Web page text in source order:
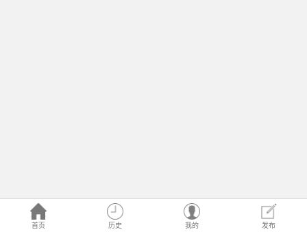
首页 历史 我的 发布